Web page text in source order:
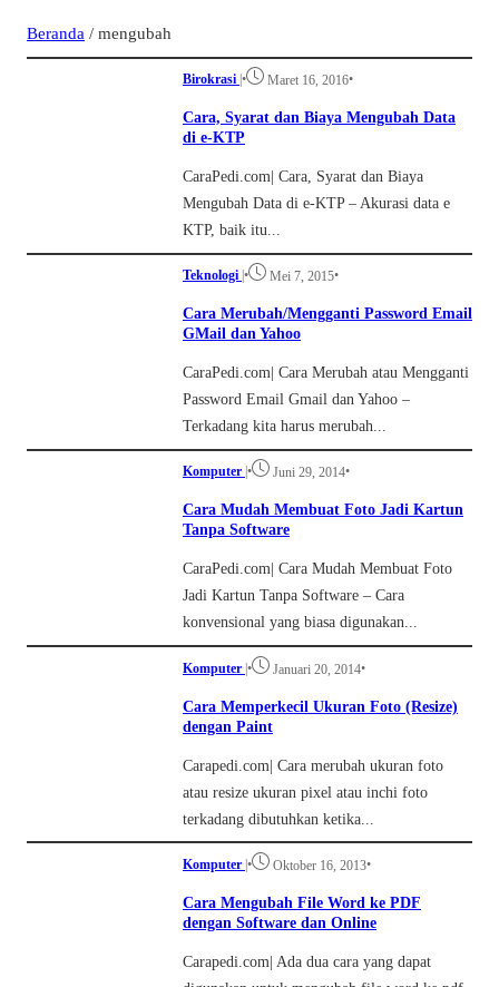
Beranda / mengubah
Birokrasi • Maret 16, 2016•
Cara, Syarat dan Biaya Mengubah Data
di e-KTP
CaraPedi.com| Cara, Syarat dan Biaya
Mengubah Data di e-KTP – Akurasi data e
KTP, baik itu...
Teknologi • Mei 7, 2015•
Cara Merubah/Mengganti Password Email
GMail dan Yahoo
CaraPedi.com| Cara Merubah atau Mengganti
Password Email Gmail dan Yahoo –
Terkadang kita harus merubah...
Komputer • Juni 29, 2014•
Cara Mudah Membuat Foto Jadi Kartun
Tanpa Software
CaraPedi.com| Cara Mudah Membuat Foto
Jadi Kartun Tanpa Software – Cara
konvensional yang biasa digunakan...
Komputer |• Januari 20, 2014•
Cara Memperkecil Ukuran Foto (Resize)
dengan Paint
Carapedi.com| Cara merubah ukuran foto
atau resize ukuran pixel atau inchi foto
terkadang dibutuhkan ketika...
Komputer |• Oktober 16, 2013•
Cara Mengubah File Word ke PDF
dengan Software dan Online
Carapedi.com| Ada dua cara yang dapat